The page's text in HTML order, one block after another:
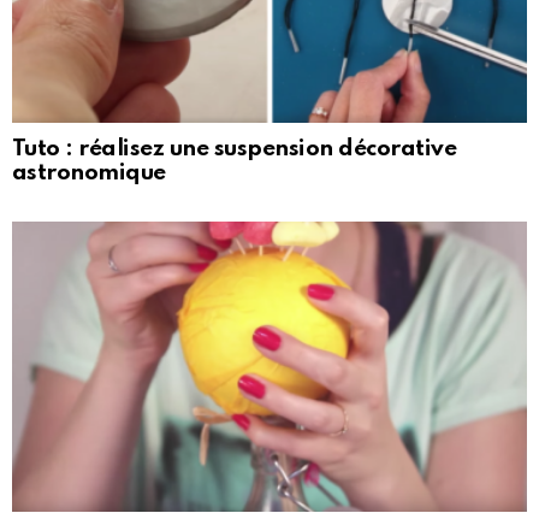
Tuto : réalisez une suspension décorative
astronomique